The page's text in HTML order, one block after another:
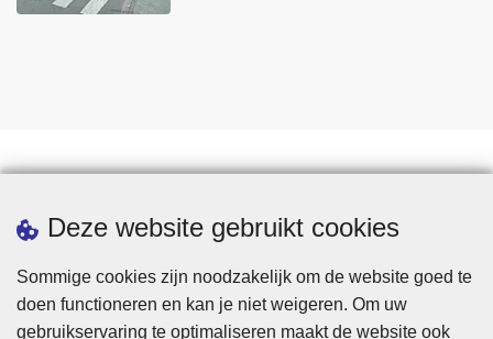
Deze website gebruikt cookies
Sommige cookies zijn noodzakelijk om de website goed te
doen functioneren en kan je niet weigeren. Om uw
gebruikservaring te optimaliseren maakt de website ook